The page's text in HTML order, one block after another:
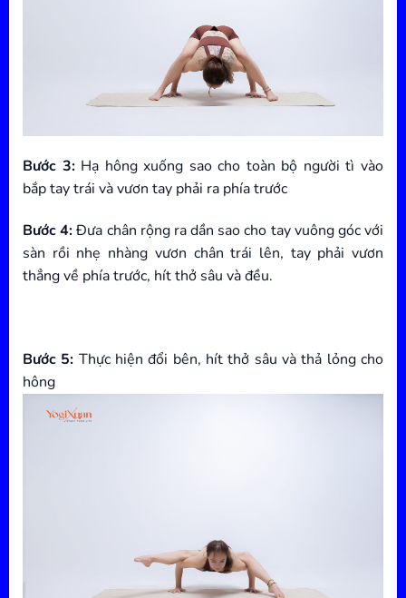
Bước 3:Hạ hông xuống sao cho toàn bộ người tì vào
bắp tay trái và vươn tay phải ra phía trước
Bước 4:Đưa chân rộng ra dần sao cho tay vuông góc với
sàn rồi nhẹ nhàng vươn chân trái lên, tay phải vươn
thẳng về phía trước, hít thở sâu và đều.
Bước 5: Thực hiện đổi bên, hít thở sâu và thả lỏng cho
hông